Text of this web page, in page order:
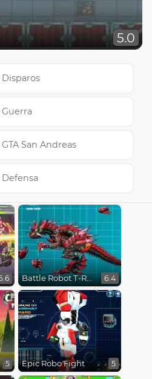
5.0
San Andreas
Battle Robot T-Rex Age 6.4
5 Epic Robo Fight 5